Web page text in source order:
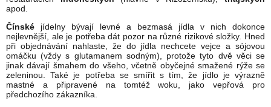
apod.
Čínské jídelny
bývají levné a bezmasá jídla v nich dokonce
nejlevnější, ale je potřeba dát pozor na různé rizikové složky. Hned
při objednávání nahlaste, že do jídla nechcete vejce a sójovou
omáčku (vždy s glutamanem sodným), protože tyto dvě věci se
jinak dávají šmahem do všeho, včetně obyčejné smažené rýže se
zeleninou. Také je potřeba se smířit s tím, že jídlo je výrazně
mastné a připravené na tomtéž woku, jako vepřová pro
předchozího zákazníka.